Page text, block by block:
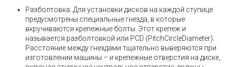
Разболтовка. Для установки дисков на каждой ступице
предусмотрены специальные гнезда, в которые
вкручиваются крепежные болты. Этот крепеж и
называется разболтовкой или PCD (PitchCircleDiameter).
Расстояние между гнездами тщательно выверяются при
изготовлении машины – и крепежные отверстия на диске,